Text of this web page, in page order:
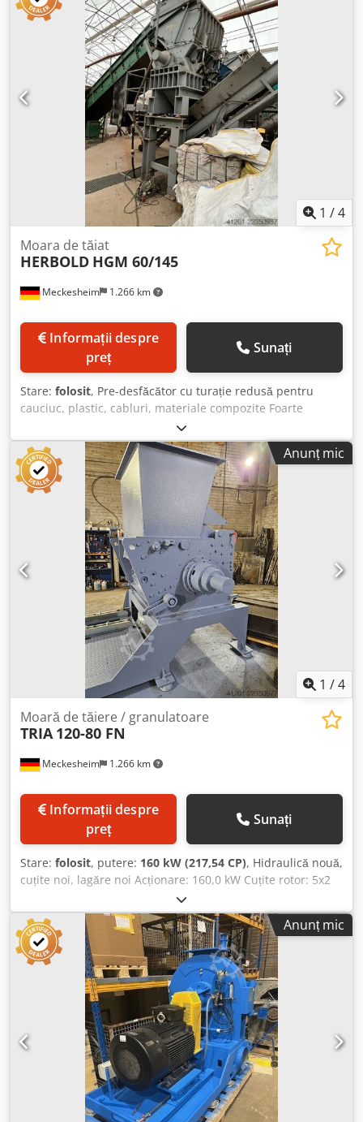
1 /4
Meckesheim 1.266 km
Moara de tăiat
HERBOLD HGM 60/145
preț
Sunați
Stare: folosit, Pre-desfăcător cu turație redusă pentru
cauciuc, plastic, cabluri, materiale compozite Foarte
potrivit pentru separarea materialelor compozite, de
exemplu anvelope, cabluri vechi Cu cuplaj de forfecare de
siguranță integrat pentru protecție împotriva corpurilor
străine Rotor cu diametru de 600 mm x lățime de lucru
1450 mm Rotor închis cu cuțite segmentate decalate,
montate pe casete 24 cuțite de rotor, 2 rânduri de cuțite
stator Coș sită rabatabil, perforație la alegere
Chodpfxjzmdfne Aflja Cu dispozitiv de presare (braț
pendul) Putere de acționare: 90-200 kW
Anunț mic
1 /4
Meckesheim 1.266 km
Moară de tăiere / granulatoare
TRIA 120-80 FN
preț
Sunați
Stare: folosit, putere: 160 kW (217,54 CP), Hidraulică nouă,
cuțite noi, lagăre noi Acționare: 160,0 kW Cuțite rotor: 5x2
Cuțite stator: 2x2 Diametru rotor: 700 mm Lățime rotor:
1200 mm Deschidere de alimentare: 800 x 1200 mm
Cjdpezmdfbsfx Afljha
Anunț mic